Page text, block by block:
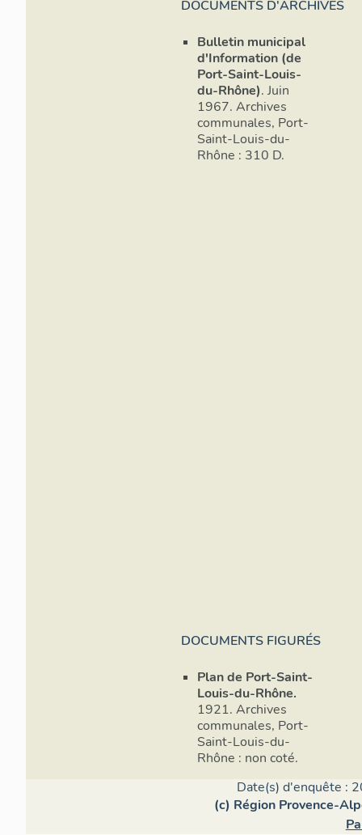
DOCUMENTS D'ARCHIVES
Bulletin municipal
d'Information (de
Port-Saint-Louis-
du-Rhône). Juin
1967. Archives
communales, Port-
Saint-Louis-du-
Rhône : 310 D.
DOCUMENTS FIGURÉS
Plan de Port-Saint-
Louis-du-Rhône.
1921. Archives
communales, Port-
Saint-Louis-du-
Rhône : non coté.
Date(s) d'enquête :
(c) Région Provence-